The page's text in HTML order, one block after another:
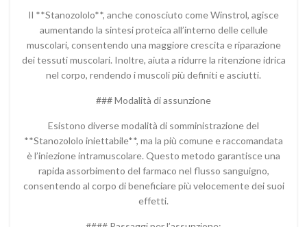
Il **Stanozololo**, anche conosciuto come Winstrol, agisce
aumentando la sintesi proteica all’interno delle cellule
muscolari, consentendo una maggiore crescita e riparazione
dei tessuti muscolari. Inoltre, aiuta a ridurre la ritenzione idrica
nel corpo, rendendo i muscoli più definiti e asciutti.
### Modalità di assunzione
Esistono diverse modalità di somministrazione del
**Stanozololo iniettabile**, ma la più comune e raccomandata
è l’iniezione intramuscolare. Questo metodo garantisce una
rapida assorbimento del farmaco nel flusso sanguigno,
consentendo al corpo di beneficiare più velocemente dei suoi
effetti.